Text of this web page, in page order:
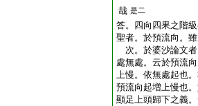
哉 是二
答。四向四果之階
聖者。於預流向。
次。於婆沙論文
處無處。云於預流
上慢。依無處起也
預流向起増上慢也
顯足上頭歸下之義